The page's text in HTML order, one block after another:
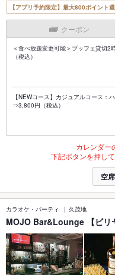
【アプリ予約限定】最大800ポイント
クーポン
＜食べ放題変更可能＞ブッフェ貸
（税込）
【NEWコース】カジュアルコース
⇒3,800円（税込）
カレンダー
下記ボタンを押し
空
カラオケ・パーティ 久茂地
MOJO Bar&Lounge 【ビリ